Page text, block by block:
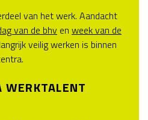
van het werk. Aandacht
van de bhv en week van de
veilig werken is binnen
WERKTALENT